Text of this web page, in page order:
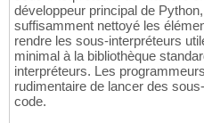
développeur principal de
suffisamment nettoyé les
rendre les sous-interpréteurs
minimal à la bibliothèque
interpréteurs. Les
rudimentaire de lancer des
code.